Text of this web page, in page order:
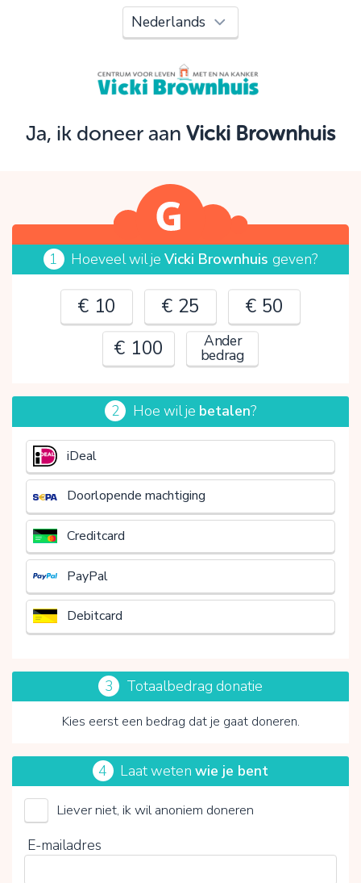
Ja, ik doneer aan Vicki Brownhuis
1 Hoeveel wil jeVicki Brownhuisgeven?
€ 10 € 25
€ 50
€ 100
Ander
bedrag
€
2 Hoe wil je betalen?
iDeal
Doorlopende machtiging
Creditcard
PayPal
Debitcard
3 Totaalbedrag donatie
Kies eerst een bedrag dat je gaat doneren.
Vicki Brownhuis
4 Laat wetenwie je bent
Liever niet, ik wil anoniem doneren
E-mailadres
Oeps!
Je kunt nog niet verder vanwege:
Controleer en verbeter je invoer en probeer het